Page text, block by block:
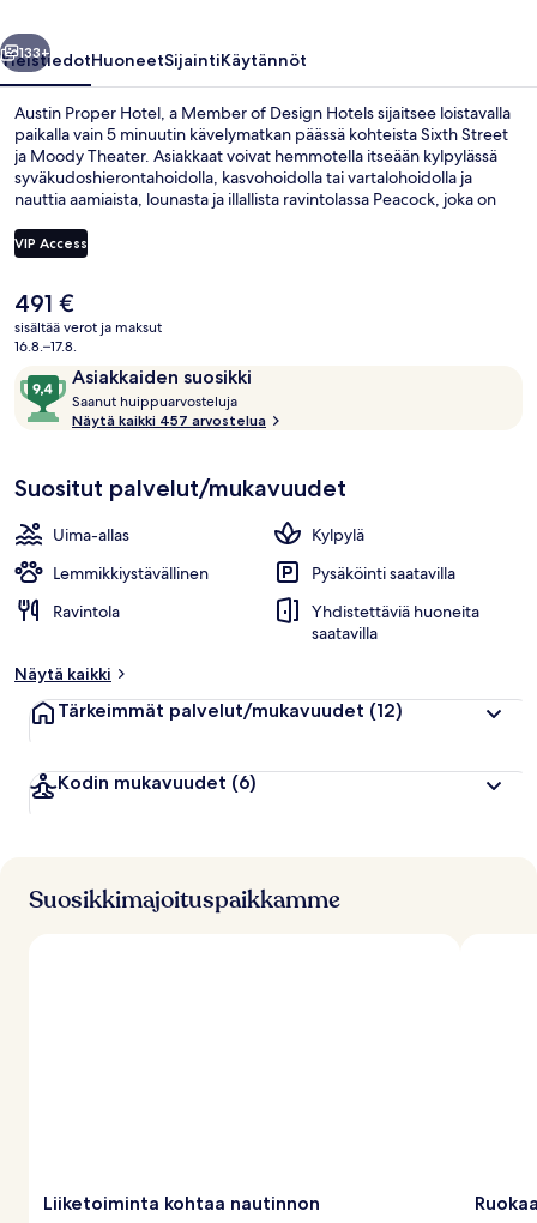
Hotels
valokuvagalleria
Seuraava
133+
YleistiedotHuoneetSijaintiKäytännöt
Austin Proper Hotel, a Member of Design Hotels sijaitsee loistavalla
paikalla vain 5 minuutin kävelymatkan päässä kohteista Sixth Street
ja Moody Theater. Asiakkaat voivat hemmotella itseään kylpylässä
syväkudoshierontahoidolla, kasvohoidolla tai vartalohoidolla ja
nauttia aamiaista, lounasta ja illallista ravintolassa Peacock, joka on
Välimeren keittiö. Muihin tämän luksusluokan hotellin palveluihin
kuuluu 3 baaria/loungea, ulkouima-allas ja ympäri vuorokauden auki
päässä julkisen liikenteen yhteyksistä: Downtownin
raitiovaunupysäkki sijaitsee 14 minuutin kävelymatkan päässä.
VIP Access
Nykyinen
hinta
on
491 €
sisältää verot ja maksut
16.8.–17.8.
ArvostelutAsiakkaiden suosikki
9,4
kautta
10,
suosikki
Saanut huippuarvosteluja
a
u
r
v
s
t
a
Näytä kaikki 457 arvostelua
Suositut palvelut/mukavuudet
Uima-allas
Kylpylä
Lemmikkiystävällinen
Pysäköinti saatavilla
Ravintola
Yhdistettäviä huoneita
saatavilla
Näytä kaikki
Tärkeimmät palvelut/mukavuudet (12)
Kodin mukavuudet (6)
Suosikkimajoituspaikkamme
Liiketoiminta kohtaa nautinnon